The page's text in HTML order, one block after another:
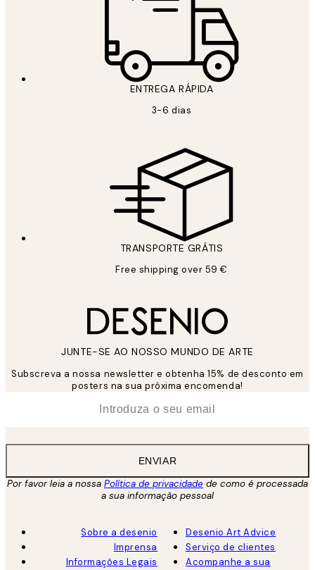
ENTREGA RÁPIDA
3-6 dias
TRANSPORTE GRÁTIS
Free shipping over 59 €
JUNTE-SE AO NOSSO MUNDO DE ARTE
Subscreva a nossa newsletter e obtenha 15% de desconto em
posters na sua próxima encomenda!
ENVIAR
Por favor leia a nossa Política de privacidade de como é processada
a sua informação pessoal
Sobre a desenio
Imprensa
Informações Legais
Desenio Art Advice
Serviço de clientes
Acompanhe a sua